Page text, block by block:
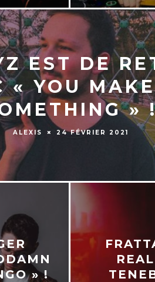
EST DE
« YOU
»
ALEXIS 24 FÉVRIER 2021
» !